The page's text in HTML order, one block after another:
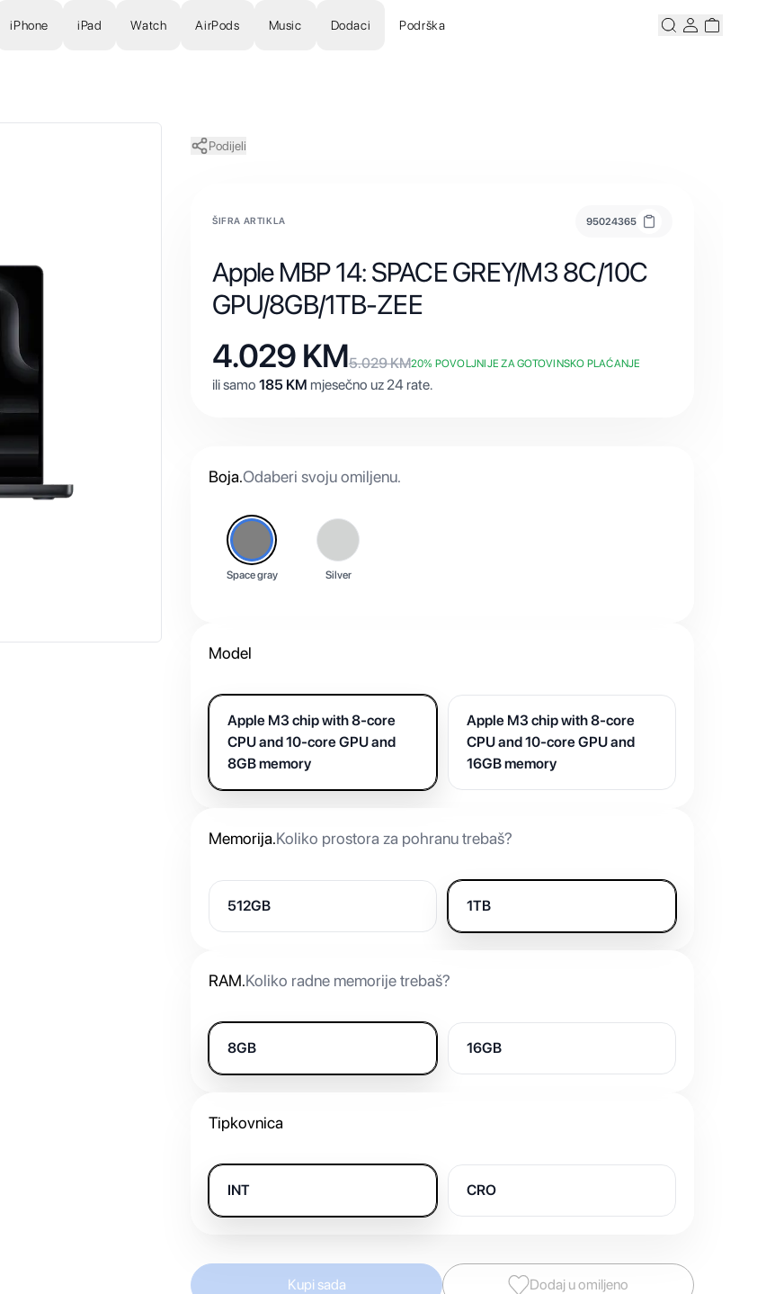
iPhone iPad Watch AirPods Music Dodaci Podrška PretražiKorisnicki
Podijeli
ŠIFRA ARTIKLA 95024365
Apple MBP 14: SPACE GREY/M3 8C/10C
GPU/8GB/1TB-ZEE
4.029 KM5.029KM20% POVOLJNIJE ZA GOTOVINSKO PLAĆANJE
ili samo 185 KM mjesečno uz 24 rate.
Boja.Odaberi svoju omiljenu.
Space gray Silver
Model
Apple M3 chip with 8-core
CPU and 10-core GPU and
8GB memory
Apple M3 chip with 8-core
CPU and 10-core GPU and
16GB memory
Memorija.Koliko prostora za pohranu trebaš?
512GB 1TB
RAM.Koliko radne memorije trebaš?
8GB 16GB
Tipkovnica
INT CRO
Kupi sada Dodaj u omiljeno